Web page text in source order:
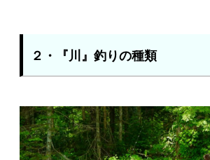
２・『川』釣りの種類